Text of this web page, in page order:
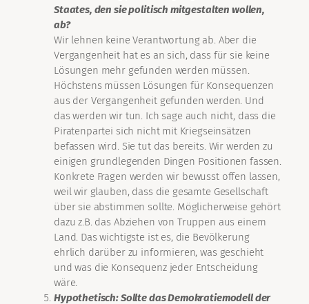
Staates, den sie politisch mitgestalten wollen,
ab?
Wir lehnen keine Verantwortung ab. Aber die
Vergangenheit hat es an sich, dass für sie keine
Lösungen mehr gefunden werden müssen.
Höchstens müssen Lösungen für Konsequenzen
aus der Vergangenheit gefunden werden. Und
das werden wir tun. Ich sage auch nicht, dass die
Piratenpartei sich nicht mit Kriegseinsätzen
befassen wird. Sie tut das bereits. Wir werden zu
einigen grundlegenden Dingen Positionen fassen.
Konkrete Fragen werden wir bewusst offen lassen,
weil wir glauben, dass die gesamte Gesellschaft
über sie abstimmen sollte. Möglicherweise gehört
dazu z.B. das Abziehen von Truppen aus einem
Land. Das wichtigste ist es, die Bevölkerung
ehrlich darüber zu informieren, was geschieht
und was die Konsequenz jeder Entscheidung
wäre.
Hypothetisch: Sollte das Demokratiemodell der